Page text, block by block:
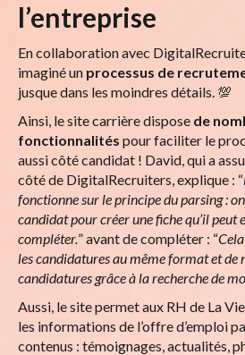
l’entreprise
En collaboration avec
imaginé un processus de
jusque dans les moindres détails. 💯
Ainsi, le site carrière dispose de
fonctionnalités pour faciliter le
aussi côté candidat ! David, qui a
côté de DigitalRecruiters, explique : “
fonctionne sur le principe du parsing :
candidat pour créer une fiche qu’il peut
compléter.” avant de compléter : “
les candidatures au même format et de
candidatures grâce à la recherche de
Aussi, le site permet aux RH de La
les informations de l’offre d’emploi
contenus : témoignages, actualités,